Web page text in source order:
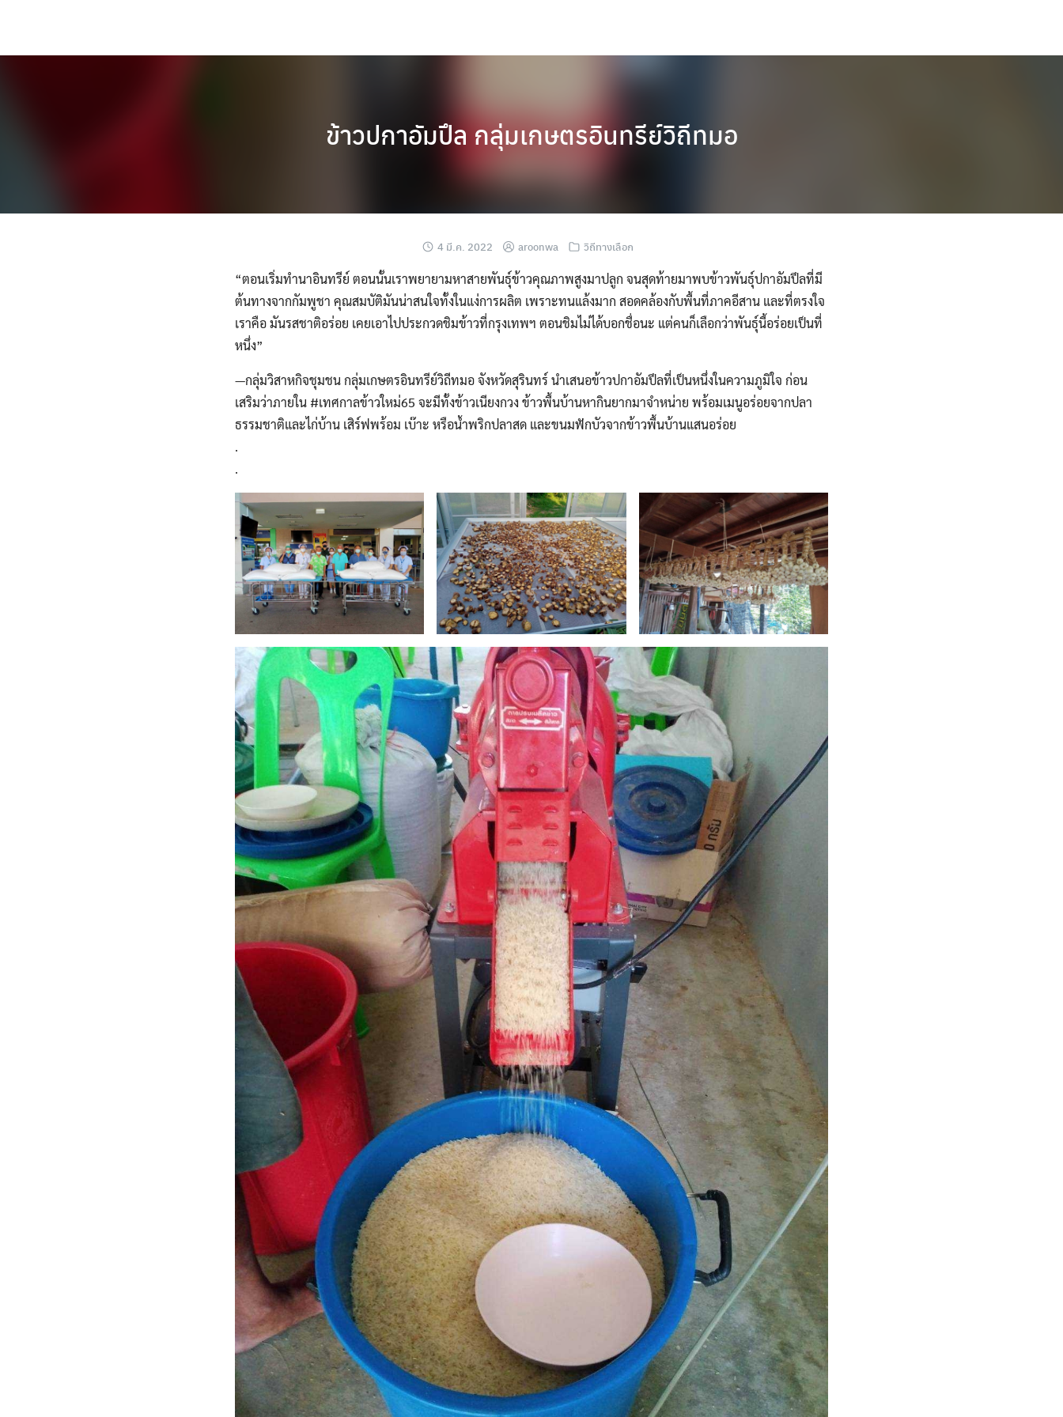
Search
for:
Search
ข้าวปกาอัมปึล กลุ่มเกษตรอินทรีย์วิถีทมอ
4 มี.ค. 2022 aroonwa วิถีทางเลือก
“ตอนเริ่มทำนาอินทรีย์ ตอนนั้นเราพยายามหาสายพันธุ์ข้าวคุณภาพสูงมาปลูก จนสุดท้ายมาพบข้าวพันธุ์ปกาอัมปึลที่มี
ต้นทางจากกัมพูชา คุณสมบัติมันน่าสนใจทั้งในแง่การผลิต เพราะทนแล้งมาก สอดคล้องกับพื้นที่ภาคอีสาน และที่ตรงใจ
เราคือ มันรสชาติอร่อย เคยเอาไปประกวดชิมข้าวที่กรุงเทพฯ ตอนชิมไม่ได้บอกชื่อนะ แต่คนก็เลือกว่าพันธุ์นี้อร่อยเป็นที่
หนึ่ง”
—กลุ่มวิสาหกิจชุมชน กลุ่มเกษตรอินทรีย์วิถีทมอ จังหวัดสุรินทร์ นำเสนอข้าวปกาอัมปึลที่เป็นหนึ่งในความภูมิใจ ก่อน
เสริมว่าภายใน #เทศกาลข้าวใหม่65 จะมีทั้งข้าวเนียงกวง ข้าวพื้นบ้านหากินยากมาจำหน่าย พร้อมเมนูอร่อยจากปลา
ธรรมชาติและไก่บ้าน เสิร์ฟพร้อม เบ๊าะ หรือน้ำพริกปลาสด และขนมฟักบัวจากข้าวพื้นบ้านแสนอร่อย
.
.